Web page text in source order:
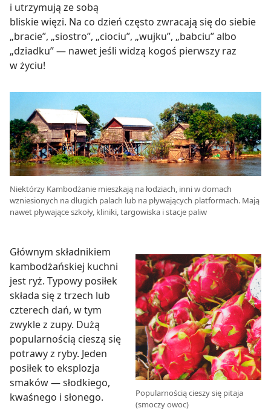
i utrzymują ze sobą
bliskie więzi. Na co dzień często zwracają się do siebie
„bracie”, „siostro”, „ciociu”, „wujku”, „babciu” albo
„dziadku” — nawet jeśli widzą kogoś pierwszy raz
w życiu!
Niektórzy Kambodżanie mieszkają na łodziach, inni w domach
wzniesionych na długich palach lub na pływających platformach. Mają
nawet pływające szkoły, kliniki, targowiska i stacje paliw
Popularnością cieszy się pitaja
(smoczy owoc)
Głównym składnikiem
kambodżańskiej kuchni
jest ryż. Typowy posiłek
składa się z trzech lub
czterech dań, w tym
zwykle z zupy. Dużą
popularnością cieszą się
potrawy z ryby. Jeden
posiłek to eksplozja
smaków — słodkiego,
kwaśnego i słonego.